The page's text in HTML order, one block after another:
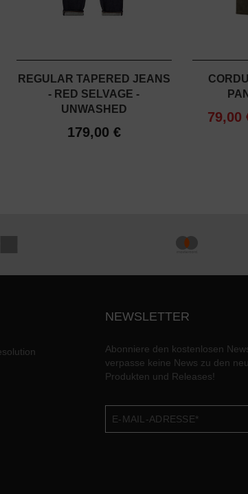
REGULAR TAPERED JEANS
- RED SELVAGE -
UNWASHED
179,00 €
79,00
NEWSLETTER
Abonniere den kostenlosen
verpasse keine News zu den
Produkten und Releases!